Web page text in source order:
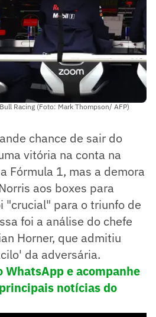
Racing (Foto: Mark Thompson/ AFP)
chance de sair do
vitória na conta na
Fórmula 1, mas a demora
aos boxes para
"crucial" para o triunfo de
foi a análise do chefe
Horner, que admitiu
da adversária.
WhatsApp e acompanhe
notícias do